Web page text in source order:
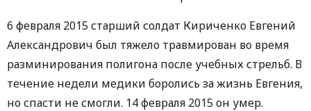
6 февраля 2015 старший солдат Кириченко Евгений
Александрович был тяжело травмирован во время
разминирования полигона после учебных стрельб. В
течение недели медики боролись за жизнь Евгения,
но спасти не смогли. 14 февраля 2015 он умер.